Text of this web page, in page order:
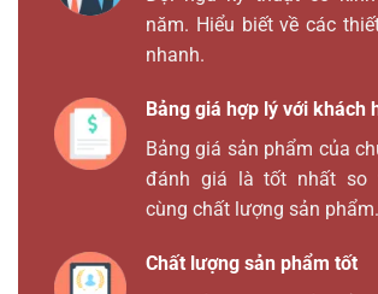
năm. Hiểu biết về các
nhanh.
Bảng giá hợp lý với khách
Bảng giá sản phẩm của
đánh giá là tốt nhất so
cùng chất lượng sản phẩm.
Chất lượng sản phẩm tốt